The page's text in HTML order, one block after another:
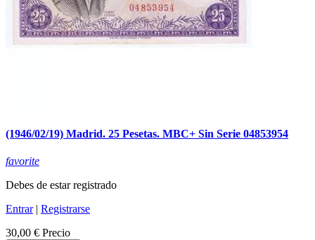
(1946/02/19) Madrid. 25 Pesetas. MBC+ Sin Serie 04853954
favorite
Debes de estar registrado
Entrar| Registrarse
30,00 € Precio